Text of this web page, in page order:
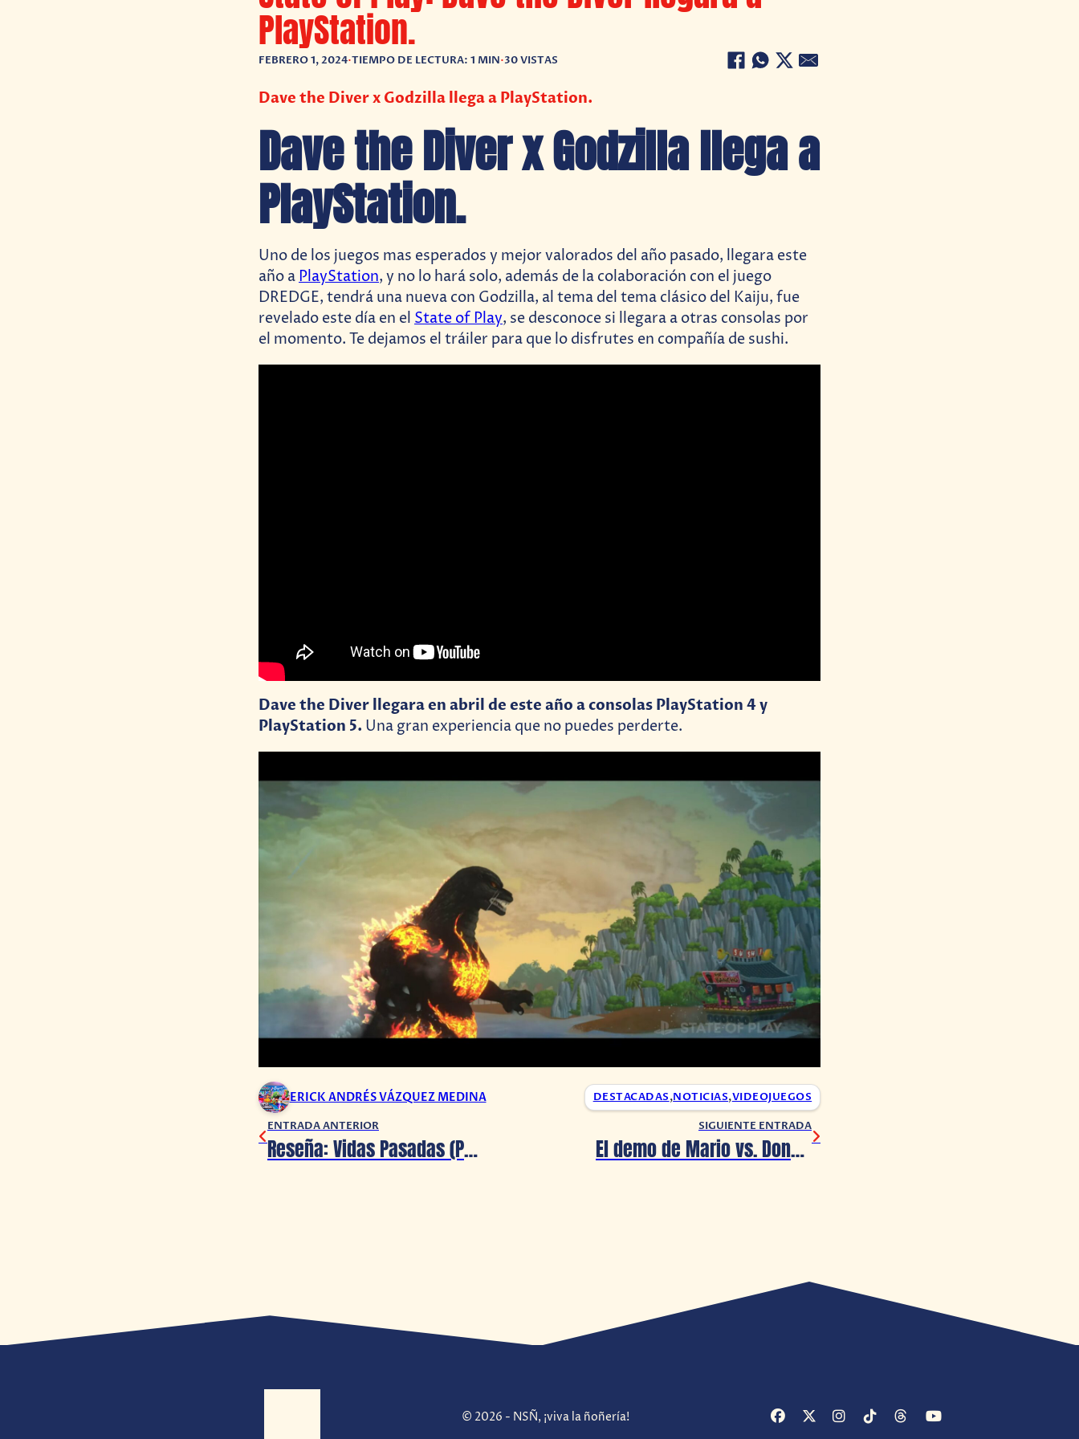
PlayStation.
FEBRERO 1, 2024•TIEMPO DE LECTURA: 1 MIN•30 VISTAS
Dave the Diver x Godzilla llega a PlayStation.
Dave the Diver x Godzilla llega a
PlayStation.
Uno de los juegos mas esperados y mejor valorados del año pasado, llegara este
año aPlayStation, y no lo hará solo, además de la colaboración con el juego
DREDGE, tendrá una nueva con Godzilla, al tema del tema clásico del Kaiju, fue
revelado este día en el State of Play, se desconoce si llegara a otras consolas por
el momento. Te dejamos el tráiler para que lo disfrutes en compañía de sushi.
Dave the Diver llegara en abril de este año a consolas PlayStation 4 y
PlayStation 5. Una gran experiencia que no puedes perderte.
ERICK ANDRÉS VÁZQUEZ MEDINA DESTACADAS,NOTICIAS,VIDEOJUEGOS
ENTRADA ANTERIOR
Reseña: Vidas Pasadas (Past Lives)
SIGUIENTE ENTRADA
El demo de Mario vs. Donkey Kong ¡Ya está disponible en Nintendo Switch!
© 2026 - NSÑ, ¡viva la ñoñería!